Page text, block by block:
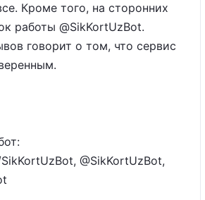
Кроме того, на сторонних
работы @SikKortUzBot.
говорит о том, что сервис
@SikKortUzBot,